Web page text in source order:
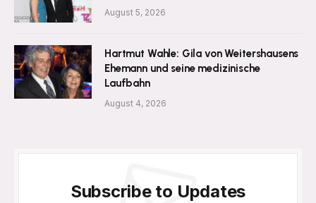
August 5, 2026
Hartmut Wahle: Gila von Weitershausens
Ehemann und seine medizinische
Laufbahn
August 4, 2026
Subscribe to Updates